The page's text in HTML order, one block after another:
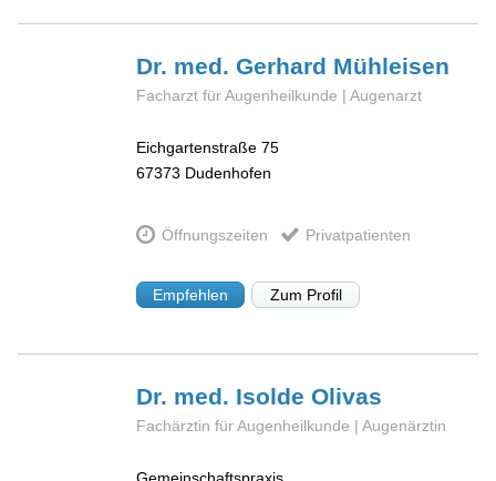
Dr. med. Gerhard Mühleisen
Facharzt für Augenheilkunde | Augenarzt
Eichgartenstraße 75
67373 Dudenhofen
Öffnungszeiten Privatpatienten
Empfehlen Zum Profil
Dr. med. Isolde Olivas
Fachärztin für Augenheilkunde | Augenärztin